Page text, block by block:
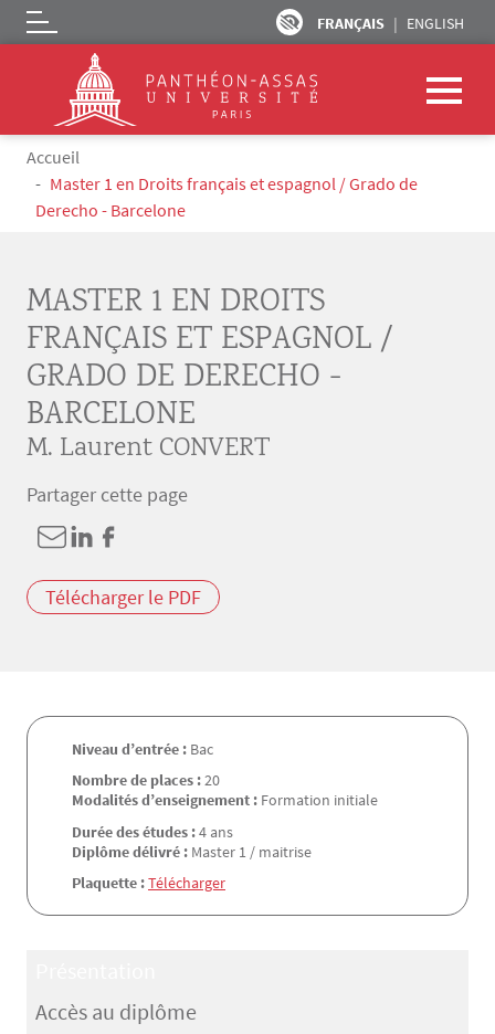
Aller au contenu principal
FRANÇAIS ENGLISH
Logo
Fil d'Ariane
Accueil
Master 1 en Droits français et espagnol / Grado de
Derecho - Barcelone
MASTER 1 EN DROITS
FRANÇAIS ET ESPAGNOL /
GRADO DE DERECHO -
BARCELONE
M. Laurent CONVERT
Partager cette page
Télécharger le PDF
Niveau d’entrée : Bac
Nombre de places :20
Modalités d’enseignement : Formation initiale
Durée des études :4 ans
Diplôme délivré : Master 1 / maitrise
Plaquette :Télécharger
Accès au diplôme